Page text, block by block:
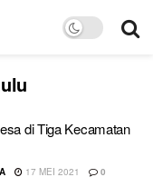
di Tiga Kecamatan
17 MEI 2021 0